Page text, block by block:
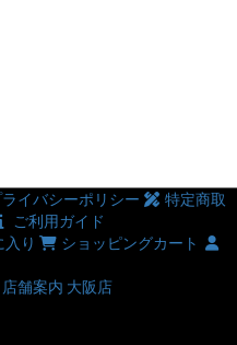
ライバシーポリシー
特定商取
ご利用ガイド
入り
ショッピングカート
店舗案内 大阪店